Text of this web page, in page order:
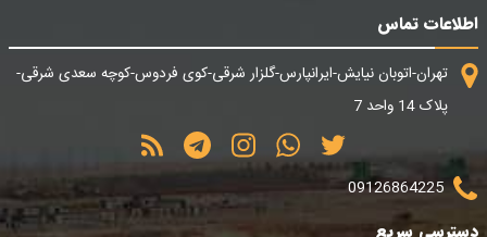
اطلاعات تماس
تهران-اتوبان نیایش-ایرانپارس-گلزار شرقی-کوی فردوس-کوچه سعدی شرقی-
پلاک 14 واحد 7
09126864225
دسترسی سریع